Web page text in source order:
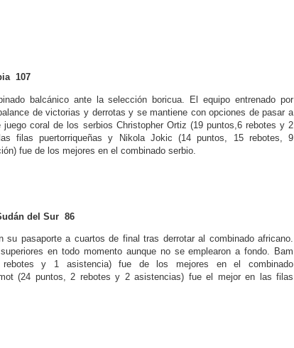
107
balcánico ante la selección boricua. El equipo entrenado por
de victorias y derrotas y se mantiene con opciones de pasar a
coral de los serbios Christopher Ortiz (19 puntos,6 rebotes y 2
filas puertorriqueñas y Nikola Jokic (14 puntos, 15 rebotes, 9
fue de los mejores en el combinado serbio.
del Sur 86
su pasaporte a cuartos de final tras derrotar al combinado africano.
en todo momento aunque no se emplearon a fondo. Bam
y 1 asistencia) fue de los mejores en el combinado
(24 puntos, 2 rebotes y 2 asistencias) fue el mejor en las filas